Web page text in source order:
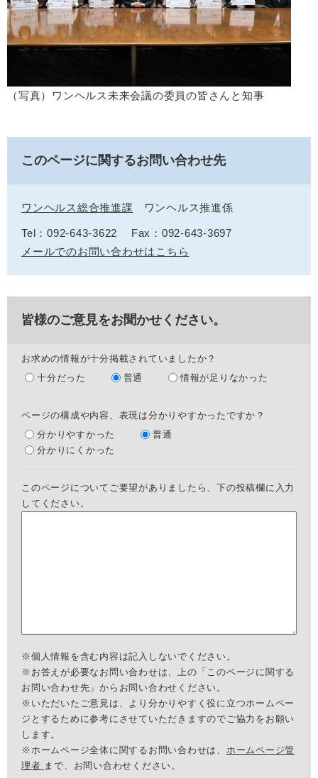
（写真）ワンヘルス未来会議の委員の皆さんと知事
このページに関するお問い合わせ先
ワンヘルス総合推進課 ワンヘルス推進係
Tel：092-643-3622
Fax：092-643-3697
メールでのお問い合わせはこちら
皆様のご意見をお聞かせください。
お求めの情報が十分掲載されていましたか？
十分だった
普通 情報が足りなかった
ページの構成や内容、表現は分かりやすかったですか？
分かりやすかった
普通
分かりにくかった
このページについてご要望がありましたら、下の投稿欄に入力
してください。
※個人情報を含む内容は記入しないでください。
※お答えが必要なお問い合わせは、上の「このページに関する
お問い合わせ先」からお問い合わせください。
※いただいたご意見は、より分かりやすく役に立つホームペー
ジとするために参考にさせていただきますのでご協力をお願い
します。
※ホームページ全体に関するお問い合わせは、 ホームページ管
理者 まで、お問い合わせください。